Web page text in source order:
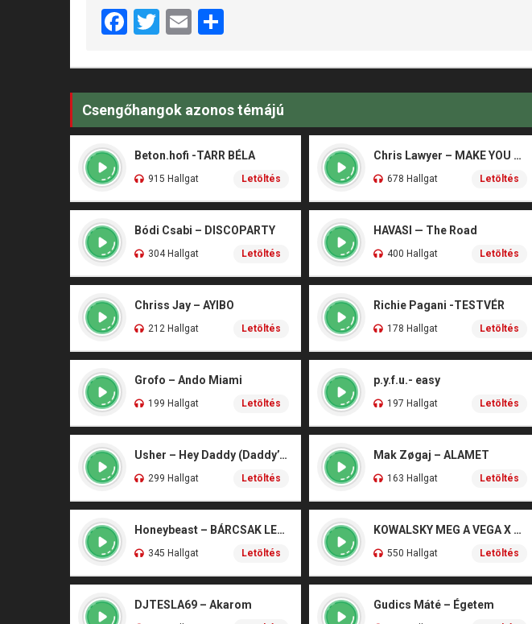
Facebook
Twitter
Email
Csengőhangok azonos témájú
Beton.hofi -TARR BÉLA
915 Hallgat Letöltés
Chris Lawyer – MAKE YOU FLY
678 Hallgat Letöltés
Bódi Csabi – DISCOPARTY
304 Hallgat Letöltés
HAVASI — The Road
400 Hallgat Letöltés
Chriss Jay – AYIBO
212 Hallgat Letöltés
Richie Pagani -TESTVÉR
178 Hallgat Letöltés
Grofo – Ando Miami
199 Hallgat Letöltés
p.y.f.u.- easy
197 Hallgat Letöltés
Usher – Hey Daddy (Daddy’s Home)
299 Hallgat Letöltés
Mak Zøgaj – ALAMET
163 Hallgat Letöltés
Honeybeast – BÁRCSAK LENNÉK
345 Hallgat Letöltés
KOWALSKY MEG A VEGA X SZEBÉNYI DANI – CSÓNAK
550 Hallgat Letöltés
DJTESLA69 – Akarom Gudics Máté – Égetem